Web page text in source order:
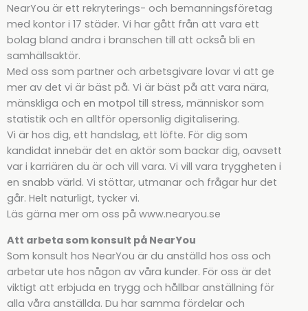
NearYou är ett rekryterings- och bemanningsföretag
med kontor i 17 städer. Vi har gått från att vara ett
bolag bland andra i branschen till att också bli en
samhällsaktör.
Med oss som partner och arbetsgivare lovar vi att ge
mer av det vi är bäst på. Vi är bäst på att vara nära,
mänskliga och en motpol till stress, människor som
statistik och en alltför opersonlig digitalisering.
Vi är hos dig, ett handslag, ett löfte. För dig som
kandidat innebär det en aktör som backar dig, oavsett
var i karriären du är och vill vara. Vi vill vara tryggheten i
en snabb värld. Vi stöttar, utmanar och frågar hur det
går. Helt naturligt, tycker vi.
Läs gärna mer om oss på www.nearyou.se
Att arbeta som konsult på NearYou
Som konsult hos NearYou är du anställd hos oss och
arbetar ute hos någon av våra kunder. För oss är det
viktigt att erbjuda en trygg och hållbar anställning för
alla våra anställda. Du har samma fördelar och